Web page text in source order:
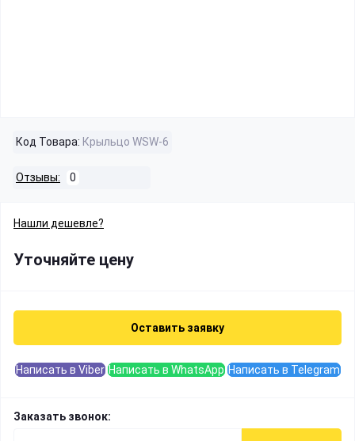
Код Товара: Крыльцо WSW-6
Отзывы: 0
Нашли дешевле?
Уточняйте цену
Оставить заявку
Написать в Viber Написать в WhatsApp Написать в Telegram
Заказать звонок: